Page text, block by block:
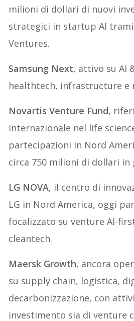
milioni di dollari di nuovi
strategici in startup AI
Ventures.
Samsung Next, attivo su AI
healthtech, infrastructure e
Novartis Venture Fund,
internazionale nel life
partecipazioni in Nord
circa 750 milioni di dollari in
LG NOVA, il centro di
LG in Nord America, oggi
focalizzato su venture AI-
cleantech.
Maersk Growth, ancora
su supply chain, logistica,
decarbonizzazione, con
investimento sia di venture